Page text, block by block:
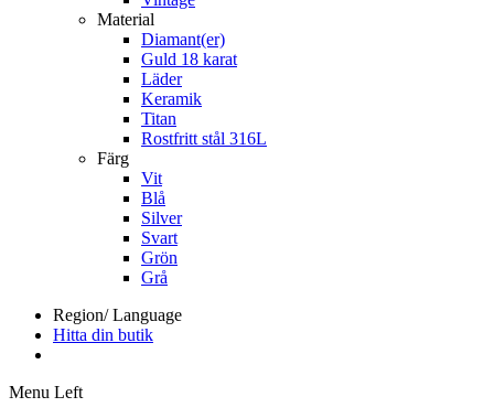
Material
Diamant(er)
Guld 18 karat
Läder
Keramik
Titan
Rostfritt stål 316L
Färg
Vit
Blå
Silver
Svart
Grön
Grå
Region/ Language
Hitta din butik
Menu Left